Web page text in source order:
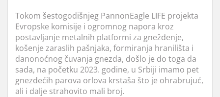
Tokom šestogodišnjeg PannonEagle LIFE projekta
Evropske komisije i ogromnog napora kroz
postavljanje metalnih platformi za gnežđenje,
košenje zaraslih pašnjaka, formiranja hranilišta i
danonoćnog čuvanja gnezda, došlo je do toga da
sada, na početku 2023. godine, u Srbiji imamo pet
gnezdećih parova orlova krstaša što je ohrabrujuć,
ali i dalje strahovito mali broj.